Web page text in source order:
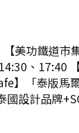
美功鐵道
、17:40
「泰版馬
國設計品牌